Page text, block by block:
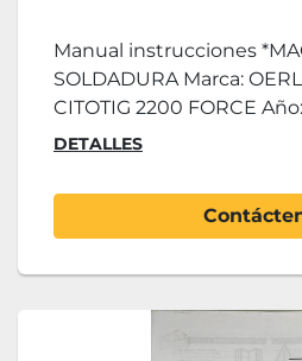
Manual instrucciones
SOLDADURA Marca:
CITOTIG 2200 FORCE
DETALLES